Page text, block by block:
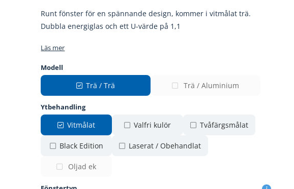
Runt fönster för en spännande design, kommer i vitmålat trä.
Dubbla energiglas och ett U-värde på 1,1
Läs mer
Modell
Trä / Trä Trä / Aluminium
Ytbehandling
Vitmålat Valfri kulör Tvåfärgsmålat
Black Edition Laserat / Obehandlat
Oljad ek